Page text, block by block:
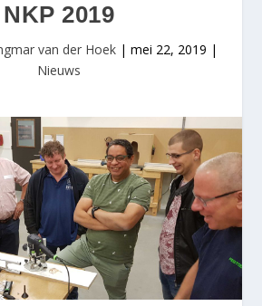
NKP 2019
van der Hoek| mei 22, 2019 |
Nieuws